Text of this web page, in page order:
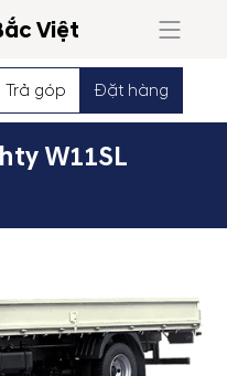
Việt
Trả góp Đặt hàng
W11SL